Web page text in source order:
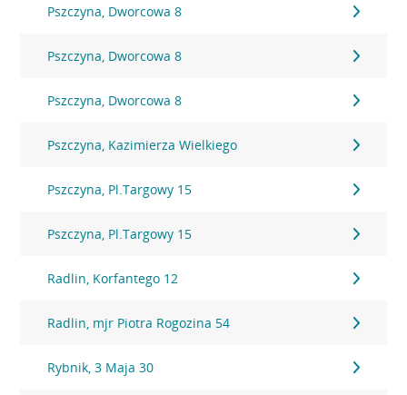
Pszczyna, Dworcowa 8
Pszczyna, Dworcowa 8
Pszczyna, Dworcowa 8
Pszczyna, Kazimierza Wielkiego
Pszczyna, Pl.Targowy 15
Pszczyna, Pl.Targowy 15
Radlin, Korfantego 12
Radlin, mjr Piotra Rogozina 54
Rybnik, 3 Maja 30